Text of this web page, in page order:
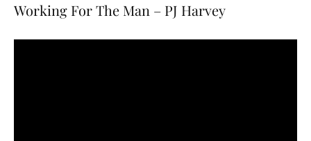
Working For The Man – PJ Harvey